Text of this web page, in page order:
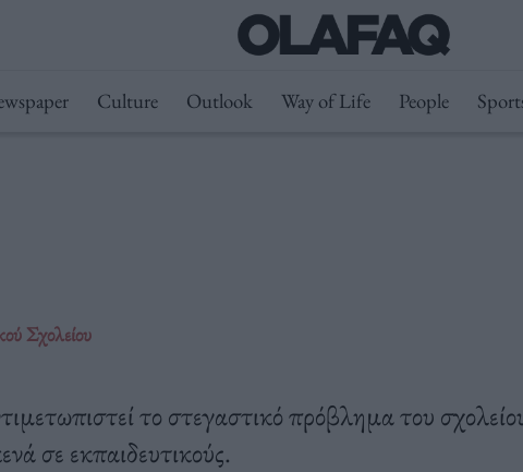
Culture Outlook Way of Life People
Σχολείου
το στεγαστικό πρόβλημα του
σε εκπαιδευτικούς.